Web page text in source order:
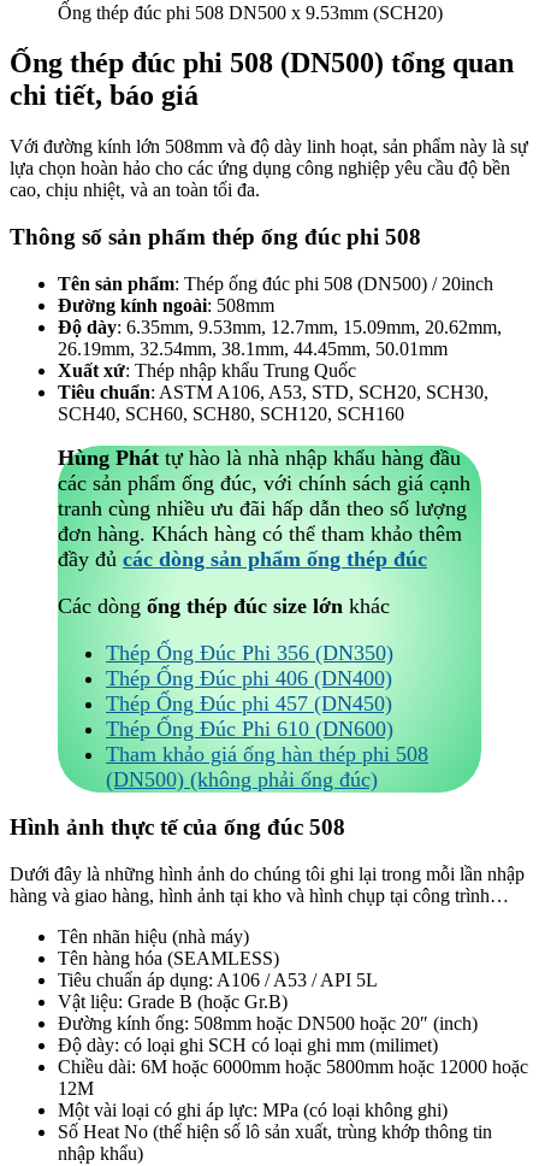
Ống thép đúc phi 508 DN500 x 9.53mm (SCH20)
Ống thép đúc phi 508 (DN500) tổng quan
chi tiết, báo giá
Với đường kính lớn 508mm và độ dày linh hoạt, sản phẩm này là sự
lựa chọn hoàn hảo cho các ứng dụng công nghiệp yêu cầu độ bền
cao, chịu nhiệt, và an toàn tối đa.
Thông số sản phẩm thép ống đúc phi 508
Tên sản phẩm: Thép ống đúc phi 508 (DN500) / 20inch
Đường kính ngoài: 508mm
Độ dày: 6.35mm, 9.53mm, 12.7mm, 15.09mm, 20.62mm,
26.19mm, 32.54mm, 38.1mm, 44.45mm, 50.01mm
Xuất xứ: Thép nhập khẩu Trung Quốc
Tiêu chuẩn: ASTM A106, A53, STD, SCH20, SCH30,
SCH40, SCH60, SCH80, SCH120, SCH160
Hùng Phát tự hào là nhà nhập khẩu hàng đầu
các sản phẩm ống đúc, với chính sách giá cạnh
tranh cùng nhiều ưu đãi hấp dẫn theo số lượng
đơn hàng. Khách hàng có thể tham khảo thêm
đầy đủ các dòng sản phẩm ống thép đúc
Các dòng ống thép đúc size lớn khác
Thép Ống Đúc Phi 356 (DN350)
Thép Ống Đúc phi 406 (DN400)
Thép Ống Đúc phi 457 (DN450)
Thép Ống Đúc Phi 610 (DN600)
Tham khảo giá ống hàn thép phi 508
(DN500) (không phải ống đúc)
Hình ảnh thực tế của ống đúc 508
Dưới đây là những hình ảnh do chúng tôi ghi lại trong mỗi lần nhập
hàng và giao hàng, hình ảnh tại kho và hình chụp tại công trình…
Tên nhãn hiệu (nhà máy)
Tên hàng hóa (SEAMLESS)
Tiêu chuẩn áp dụng: A106 / A53 / API 5L
Vật liệu: Grade B (hoặc Gr.B)
Đường kính ống: 508mm hoặc DN500 hoặc 20″ (inch)
Độ dày: có loại ghi SCH có loại ghi mm (milimet)
Chiều dài: 6M hoặc 6000mm hoặc 5800mm hoặc 12000 hoặc
12M
Một vài loại có ghi áp lực: MPa (có loại không ghi)
Số Heat No (thể hiện số lô sản xuất, trùng khớp thông tin
nhập khẩu)